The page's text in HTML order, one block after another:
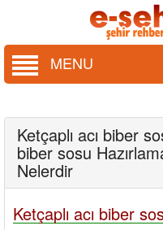
MENU
Ketçaplı acı biber
biber sosu
Nelerdir
Ketçaplı acı biber